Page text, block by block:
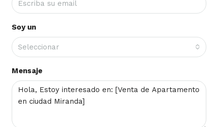
Soy un
Seleccionar
Mensaje